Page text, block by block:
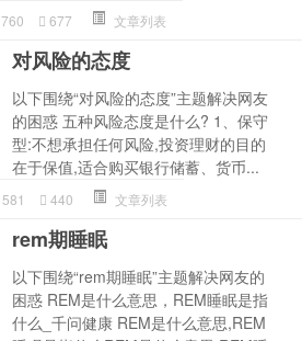
760 677 文章列表
对风险的态度
以下围绕“对风险的态度”主题解决网友
的困惑 五种风险态度是什么? 1、保守
型:不想承担任何风险,投资理财的目的
在于保值,适合购买银行储蓄、货币...
581 440 文章列表
rem期睡眠
以下围绕“rem期睡眠”主题解决网友的
困惑 REM是什么意思，REM睡眠是指
什么_千问健康 REM是什么意思,REM